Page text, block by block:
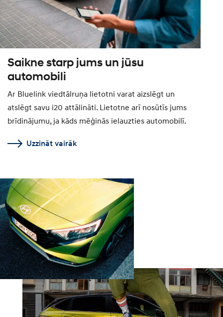
Saikne starp jums un jūsu
automobili
Ar Bluelink viedtālruņa lietotni varat aizslēgt un
atslēgt savu i20 attālināti. Lietotne arī nosūtīs jums
brīdinājumu, ja kāds mēģinās ielauzties automobilī.
Uzzināt vairāk